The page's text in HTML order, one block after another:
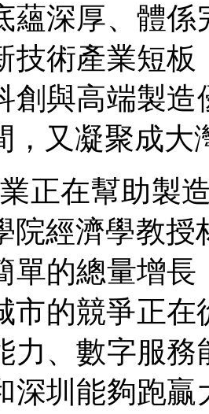
蘊深厚、體
技術產業短
創與高端製
，又凝聚成
在幫助製造
院經濟學教授
單的總量增
的競爭正在
力、數字服
深圳能夠跑